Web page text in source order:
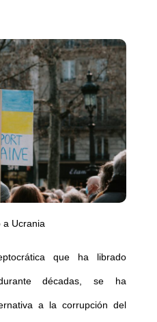
a Ucrania
que ha librado
décadas, se ha
a la corrupción del